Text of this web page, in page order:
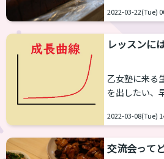
ンテンツを増
今後、乙女塾
クレッスン
手術）やF...
今回は、同措
ともあり、
っかりとしな
<<日時>> 4月
場所>> 都内
2022-03-22(Tue)
レッスンに
乙女塾に来る
を出したい、
思うように成
ます。 「自分は物覚えが悪いのではない
2022-03-08(Tue)
交流会って